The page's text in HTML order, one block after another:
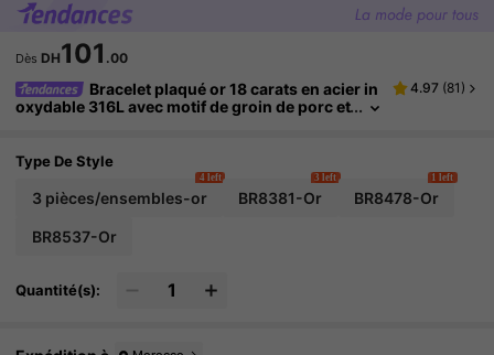
Dès DH101 .00
Bracelet plaqué or 18 carats en acier in
oxydable 316L avec motif de groin de porc et
uropéen et américain populaire. Incrusté de cubi
ques, bijou de poignet de luxe généreux et perso
nnalisé. Ensemble de bijoux de mariage. Pour le
s filles, femmes, mères, proches, amis. Beau cad
eau pour un mariage, un anniversaire, la fête des
mères, la Saint-Valentin pour la petite amie
4.97 (81 )
Type De Style
3 pièces/ensembles-or
4 left
BR8381-Or
3 left
BR8478-Or
1 left
BR8537-Or
Quantité(s):